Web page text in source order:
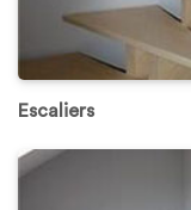
Escaliers